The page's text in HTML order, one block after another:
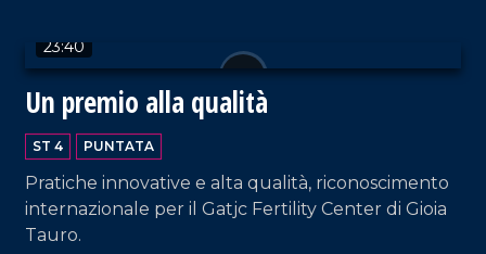
23:40
Un premio alla qualità
ST 4 PUNTATA
Pratiche innovative e alta qualità, riconoscimento
internazionale per il Gatjc Fertility Center di Gioia
Tauro.
VAI AL TITOLO